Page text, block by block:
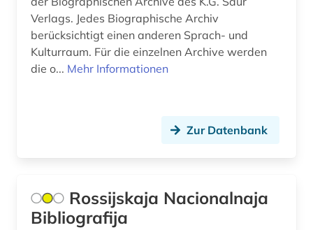
englische literatur (1)
englisches sprachgebiet (6)
estland (5)
ethnologie (1)
Spanien (6)
Suedamerika (4)
Suedostasien (1)
Verlags. Jedes Biographische Archiv
berücksichtigt einen anderen Sprach- und
Kulturraum. Für die einzelnen Archive werden
die o... Mehr Informationen
Zur Datenbank
Rossijskaja Nacionalnaja
Bibliografija